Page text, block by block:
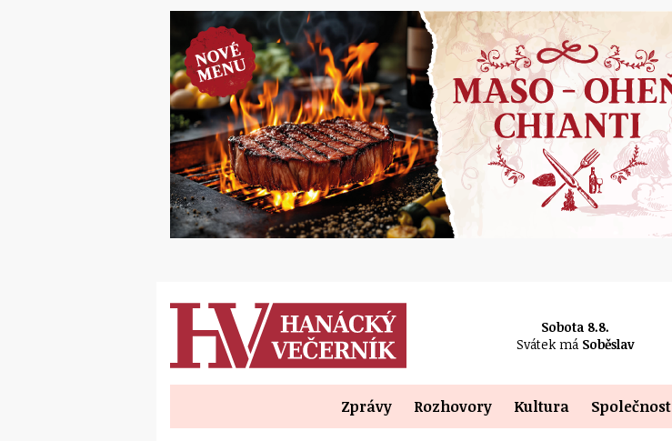
Sobota 8.8.
Svátek má Soběslav
Zprávy Rozhovory Kultura Společnost